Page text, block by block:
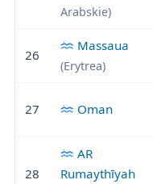
Arabskie)
26
Massaua
(Erytrea)
27 Oman
28
AR
Rumaythīyah